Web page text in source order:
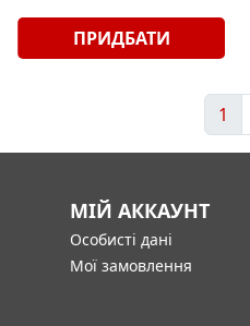
ПРИДБАТИ
1
МІЙ АККАУНТ
Особисті дані
Мої замовлення